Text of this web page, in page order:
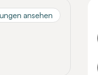
ansehen